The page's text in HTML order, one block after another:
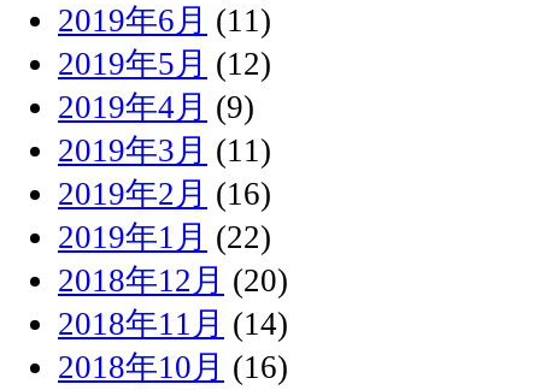
2019年6月 (11)
2019年5月 (12)
2019年4月 (9)
2019年3月 (11)
2019年2月 (16)
2019年1月 (22)
2018年12月 (20)
2018年11月 (14)
2018年10月 (16)